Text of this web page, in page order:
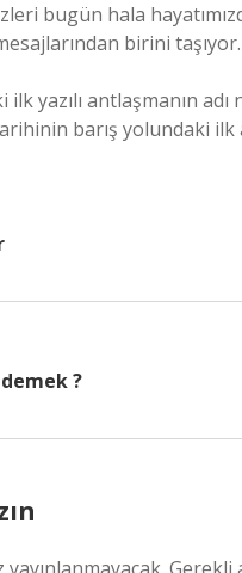
bugün hala
birini taşıyor.
yazılı antlaşmanın
barış yolundaki ilk
?